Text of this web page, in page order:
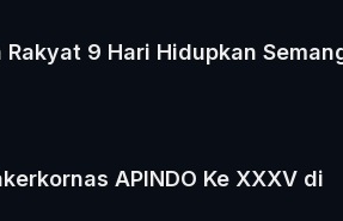
9 Hari Hidupkan
APINDO Ke XXXV di